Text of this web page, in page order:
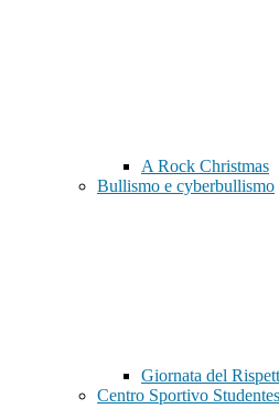
A Rock Christmas
Bullismo e cyberbullismo
Giornata del
Centro Sportivo